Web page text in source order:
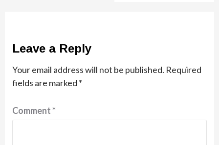
Leave a Reply
Your email address will not be published. Required
fields are marked *
Comment*